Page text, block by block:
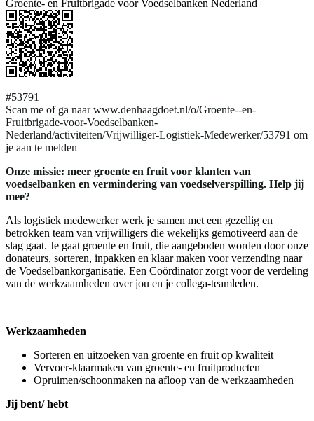
Groente- en Fruitbrigade voor Voedselbanken Nederland
#53791
Scan me of ga naar www.denhaagdoet.nl/o/Groente--en-
Fruitbrigade-voor-Voedselbanken-
Nederland/activiteiten/Vrijwilliger-Logistiek-Medewerker/53791 om
je aan te melden
Onze missie: meer groente en fruit voor klanten van
voedselbanken en vermindering van voedselverspilling. Help jij
mee?
Als logistiek medewerker werk je samen met een gezellig en
betrokken team van vrijwilligers die wekelijks gemotiveerd aan de
slag gaat. Je gaat groente en fruit, die aangeboden worden door onze
donateurs, sorteren, inpakken en klaar maken voor verzending naar
de Voedselbankorganisatie. Een Coördinator zorgt voor de verdeling
van de werkzaamheden over jou en je collega-teamleden.
Werkzaamheden
Sorteren en uitzoeken van groente en fruit op kwaliteit
Vervoer-klaarmaken van groente- en fruitproducten
Opruimen/schoonmaken na afloop van de werkzaamheden
Jij bent/ hebt